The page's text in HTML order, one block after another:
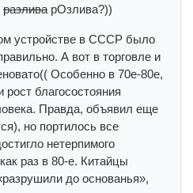
разлива рОзлива?))
устройстве в СССР было
А вот в торговле и
Особенно в 70е-80е,
рост благосостояния
Правда, объявил еще
но портилось все
нетерпимого
раз в 80-е. Китайцы
до основанья»,